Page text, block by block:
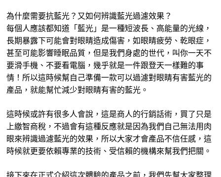
為什麼需要抗藍光？又如何辨識藍光過濾效果？
每個人應該都知道「藍光」是一種短波長、高能量的光線，
長期暴露下可能會對眼睛造成傷害，如眼睛疲勞、乾眼症，
甚至可能影響睡眠品質，但是我們身處的世代，叫你一天不
要滑手機、不要看電腦，幾乎就是一件跟登天一樣難的事
情！所以這時候幫自己準備一款可以過濾對眼睛有害藍光的
產品，就能幫忙減少對眼睛有害的藍光。
這時候或許有很多人會說，這是商人的行銷話術，買了只是
上繳智商稅，不過會有這種反應就是因為我們自己無法用肉
眼來辨識過濾藍光的效果，所以大家才會產品不信任感，這
時候就更要依賴專業的技術、受信賴的機構來幫我們把關。